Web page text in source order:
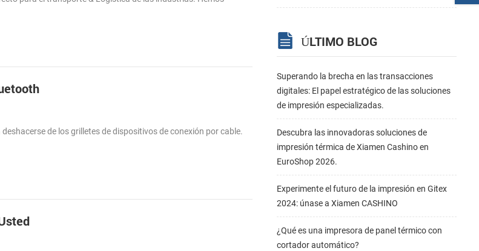
de los grilletes de dispositivos de conexión por cable.
ÚLTIMO BLOG
Superando la brecha en las transacciones
digitales: El papel estratégico de las soluciones
de impresión especializadas.
Descubra las innovadoras soluciones de
impresión térmica de Xiamen Cashino en
EuroShop 2026.
Experimente el futuro de la impresión en Gitex
2024: únase a Xiamen CASHINO
¿Qué es una impresora de panel térmico con
cortador automático?